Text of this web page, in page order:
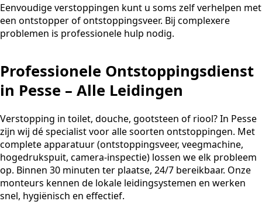
Eenvoudige verstoppingen kunt u soms zelf verhelpen met
een ontstopper of ontstoppingsveer. Bij complexere
problemen is professionele hulp nodig.
Professionele Ontstoppingsdienst
in Pesse – Alle Leidingen
Verstopping in toilet, douche, gootsteen of riool? In Pesse
zijn wij dé specialist voor alle soorten ontstoppingen. Met
complete apparatuur (ontstoppingsveer, veegmachine,
hogedrukspuit, camera-inspectie) lossen we elk probleem
op. Binnen 30 minuten ter plaatse, 24/7 bereikbaar. Onze
monteurs kennen de lokale leidingsystemen en werken
snel, hygiënisch en effectief.